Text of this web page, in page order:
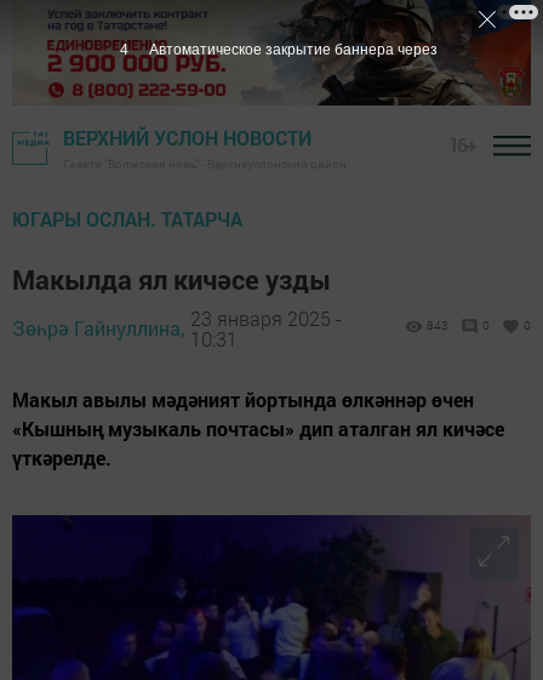
ВЕРХНИЙ УСЛОН НОВОСТИ
ЮГАРЫ ОСЛАН. ТАТАРЧА
Макылда ял кичәсе узды
Зөһрә Гайнуллина, 23 января 2025 -
10:31
843 0 0
Макыл авылы мәдәният йортында өлкәннәр өчен
«Кышның музыкаль почтасы» дип аталган ял кичәсе
үткәрелде.
3 Автоматическое закрытие баннера через